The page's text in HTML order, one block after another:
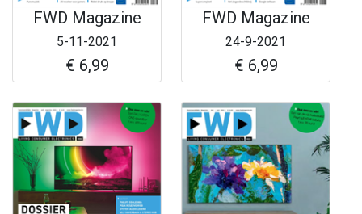
FWD Magazine
5-11-2021
€ 6,99
FWD Magazine
24-9-2021
€ 6,99